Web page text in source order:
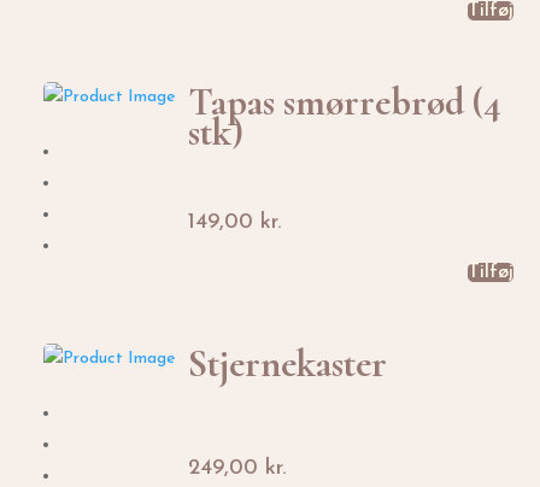
Tilføj
Tapas smørrebrød (4
stk)
149,00 kr.
Tilføj
Stjernekaster
249,00 kr.